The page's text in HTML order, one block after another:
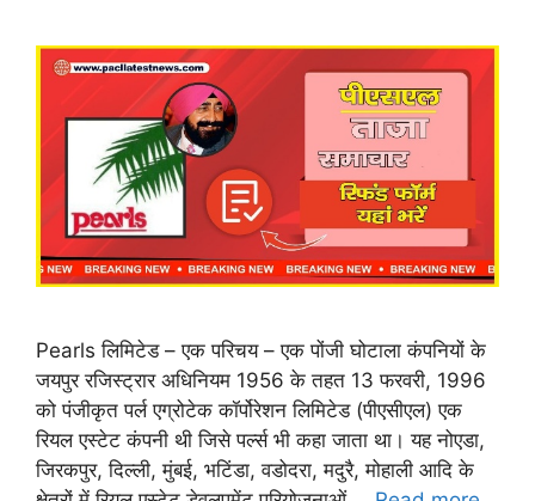
Pearls लिमिटेड – एक परिचय – एक पोंजी घोटाला कंपनियों के
जयपुर रजिस्ट्रार अधिनियम 1956 के तहत 13 फरवरी, 1996
को पंजीकृत पर्ल एग्रोटेक कॉर्पोरेशन लिमिटेड (पीएसीएल) एक
रियल एस्टेट कंपनी थी जिसे पर्ल्स भी कहा जाता था। यह नोएडा,
जिरकपुर, दिल्ली, मुंबई, भटिंडा, वडोदरा, मदुरै, मोहाली आदि के